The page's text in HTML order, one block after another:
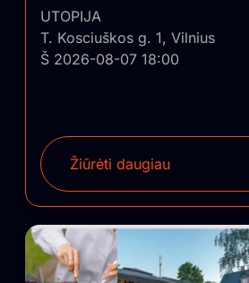
UTOPIJA
T. Kosciuškos g. 1, Vilnius
Š 2026-08-07 18:00
Žiūrėti daugiau